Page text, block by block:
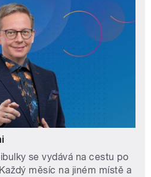
se vydává na cestu po
měsíc na jiném místě a